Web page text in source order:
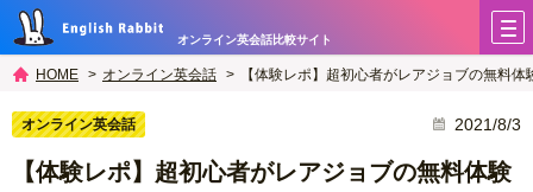
オンライン英会話比較サイト
HOME オンライン英会話 【体験レポ】超初心者がレアジョブの無料
オンライン英会話 2021/8/3
【体験レポ】超初心者がレアジョブの無料体験